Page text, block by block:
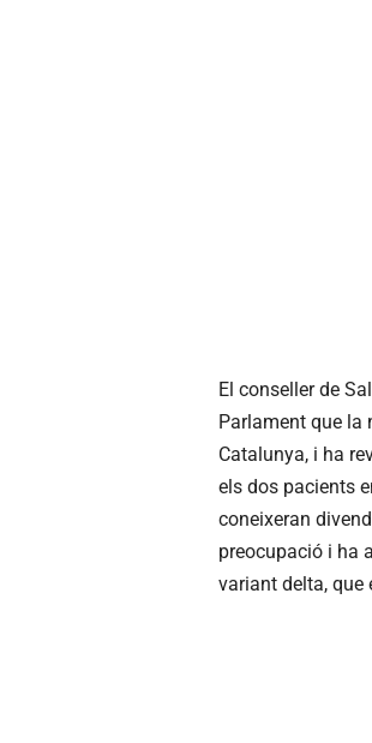
El conseller de
Parlament que la
Catalunya, i ha
els dos pacients
coneixeran
preocupació i ha
variant delta, que